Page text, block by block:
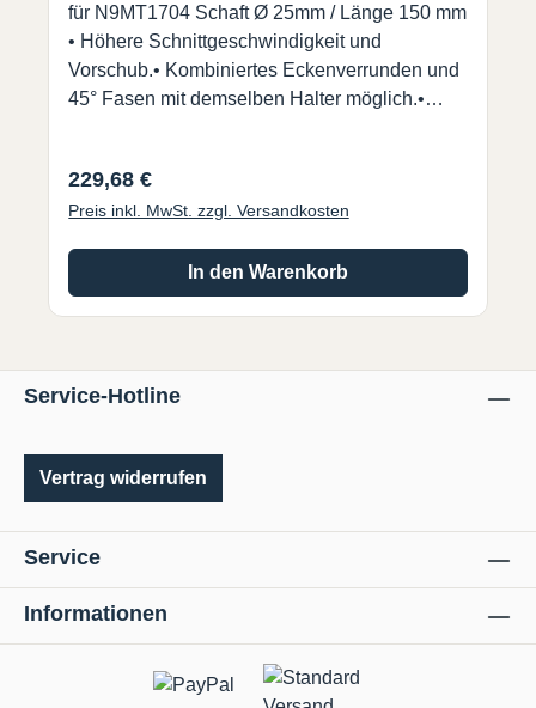
für N9MT1704 Schaft Ø 25mm / Länge 150 mm
• Höhere Schnittgeschwindigkeit und
Vorschub.• Kombiniertes Eckenverrunden und
45° Fasen mit demselben Halter möglich.•
Lieferung erfolgt ohne Wendeschneidplatte !
Regulärer Preis:
229,68 €
Preis inkl. MwSt. zzgl. Versandkosten
In den Warenkorb
Service-Hotline
Vertrag widerrufen
Service
Informationen